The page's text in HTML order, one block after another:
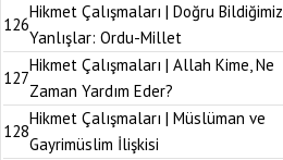
126
Hikmet Çalışmaları | Doğru Bildiğimiz
Yanlışlar: Ordu-Millet
127
Hikmet Çalışmaları | Allah Kime, Ne
Zaman Yardım Eder?
128
Hikmet Çalışmaları | Müslüman ve
Gayrimüslim İlişkisi